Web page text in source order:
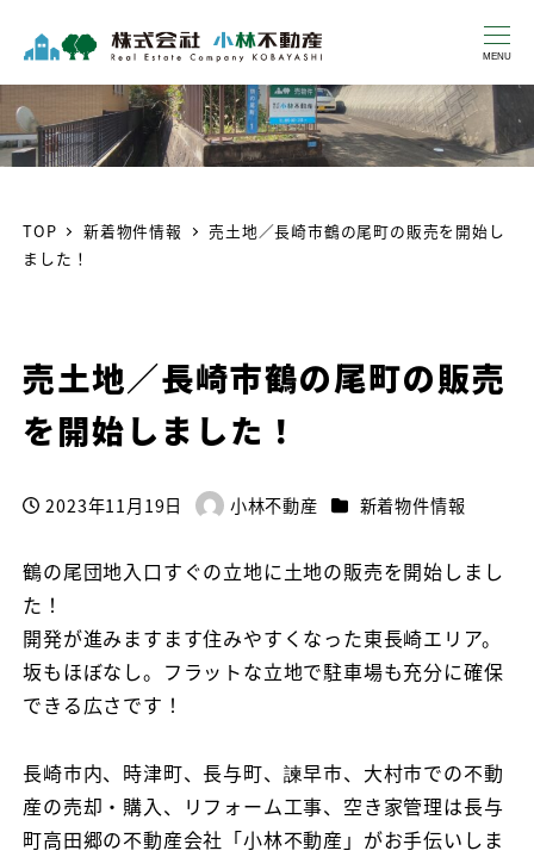
MENU
TOP 新着物件情報
売土地／長崎市鶴の尾町の販売を開始し
ました！
売土地／長崎市鶴の尾町の販売
を開始しました！
投稿日
2023年11月19日
著
小林不動産 カテゴリー
新着物件情報
鶴の尾団地入口すぐの立地に土地の販売を開始しまし
た！
開発が進みますます住みやすくなった東長崎エリア。
坂もほぼなし。フラットな立地で駐車場も充分に確保
できる広さです！
長崎市内、時津町、長与町、諫早市、大村市での不動
産の売却・購入、リフォーム工事、空き家管理は長与
町高田郷の不動産会社「小林不動産」がお手伝いしま